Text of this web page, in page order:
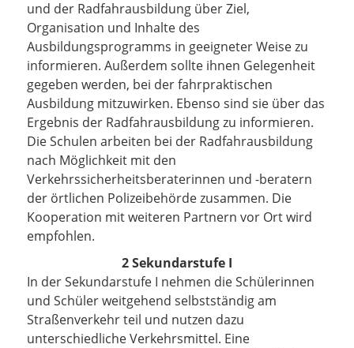
und der Radfahrausbildung über Ziel,
Organisation und Inhalte des
Ausbildungsprogramms in geeigneter Weise zu
informieren. Außerdem sollte ihnen Gelegenheit
gegeben werden, bei der fahrpraktischen
Ausbildung mitzuwirken. Ebenso sind sie über das
Ergebnis der Radfahrausbildung zu informieren.
Die Schulen arbeiten bei der Radfahrausbildung
nach Möglichkeit mit den
Verkehrssicherheitsberaterinnen und -beratern
der örtlichen Polizeibehörde zusammen. Die
Kooperation mit weiteren Partnern vor Ort wird
empfohlen.
2 Sekundarstufe I
In der Sekundarstufe I nehmen die Schülerinnen
und Schüler weitgehend selbstständig am
Straßenverkehr teil und nutzen dazu
unterschiedliche Verkehrsmittel. Eine